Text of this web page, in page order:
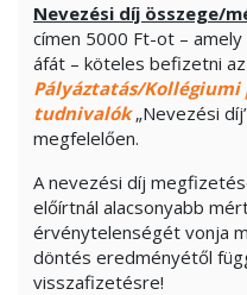
Nevezési díj összege/
címen 5000 Ft-ot –
áfát – köteles befizetni
Pályáztatás/
tudnivalók„Nevezési
megfelelően.
A nevezési díj
előírtnál alacsonyabb
érvénytelenségét vonja
döntés eredményétől
visszafizetésre!